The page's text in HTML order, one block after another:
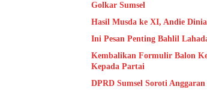
Golkar Sumsel
Hasil Musda ke XI,
Ini Pesan Penting Bahlil
Kembalikan Formulir Balon
Kepada Partai
DPRD Sumsel Soroti